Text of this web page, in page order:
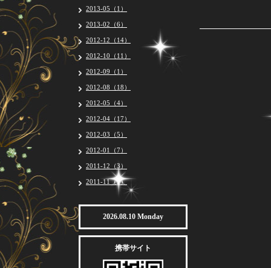
2013-05（1）
2013-02（6）
2012-12（14）
2012-10（11）
2012-09（1）
2012-08（18）
2012-05（4）
2012-04（17）
2012-03（5）
2012-01（7）
2011-12（3）
2011-11（2）
2026.08.10 Monday
携帯サイト